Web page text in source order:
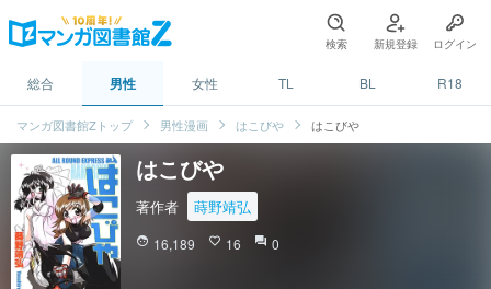
検索 新規登録 ログイン
総合 男性 女性 TL BL R18
マンガ図書館Zトップ 男性漫画 はこびや はこびや
はこびや
著作者 蒔野靖弘
face 16,189 favorite_border 16 question_answer 0